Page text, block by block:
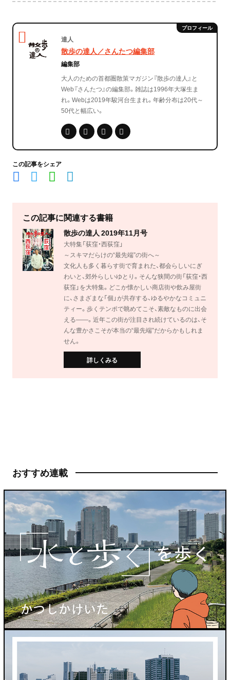
達人
散歩の達人／さんたつ編集部
編集部
大人のための首都圏散策マガジン『散歩の達人』と
Web『さんたつ』の編集部。雑誌は1996年大塚生ま
れ。Webは2019年駿河台生まれ。年齢分布は20代～
50代と幅広い。
この記事をシェア
この記事に関連する書籍
散歩の達人 2019年11月号
大特集「荻窪・西荻窪」
～スキマだらけの“最先端”の街へ～
文化人も多く暮らす街で育まれた、都会らしいにぎ
わいと、郊外らしいゆとり。そんな狭間の街「荻窪・西
荻窪」を大特集。どこか懐かしい商店街や飲み屋街
に、さまざまな「個」が共存する、ゆるやかなコミュニ
ティー。歩くテンポで眺めてこそ、素敵なものに出会
える――。近年この街が注目され続けているのは、そ
んな豊かさこそが本当の“最先端”だからかもしれま
せん。
詳しくみる
おすすめ連載